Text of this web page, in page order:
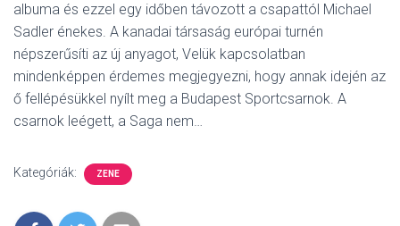
albuma és ezzel egy időben távozott a csapattól Michael
Sadler énekes. A kanadai társaság európai turnén
népszerűsíti az új anyagot, Velük kapcsolatban
mindenképpen érdemes megjegyezni, hogy annak idején az
ő fellépésükkel nyílt meg a Budapest Sportcsarnok. A
csarnok leégett, a Saga nem…
Kategóriák: ZENE